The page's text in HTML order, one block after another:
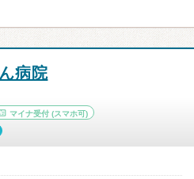
病院
マイナ受付 (スマホ可)